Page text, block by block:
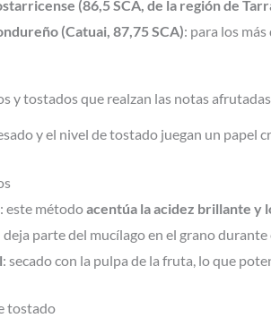
(86,5 SCA, de la región de
(Catuai, 87,75 SCA): para los
y tostados que realzan las notas afrutadas
y el nivel de tostado juegan un papel
: este métodoacentúa la acidez brillante y
deja parte del mucílago en el grano durante
: secado con la pulpa de la fruta, lo que
tostado